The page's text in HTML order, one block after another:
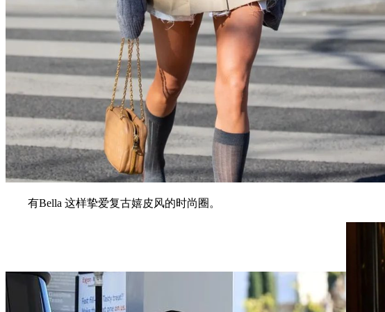
有Bella 这样挚爱复古嬉皮风的时尚圈。